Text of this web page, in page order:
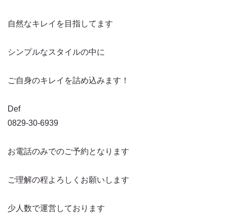
自然なキレイを目指してます
シンプルなスタイルの中に
ご自身のキレイを詰め込みます！
Def
0829-30-6939
お電話のみでのご予約となります
ご理解の程よろしくお願いします
少人数で運営しております